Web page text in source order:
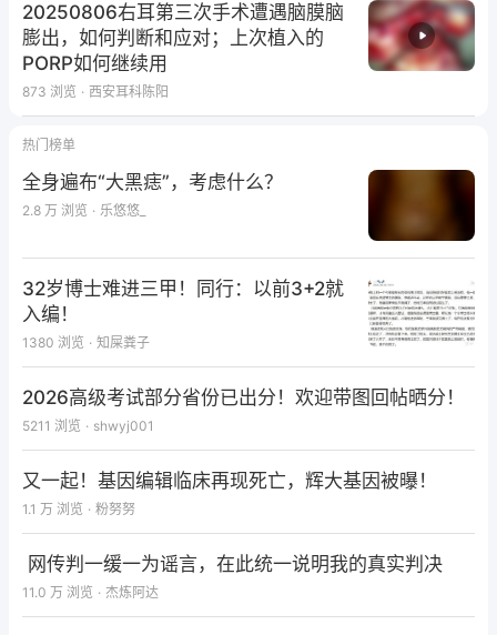
动速度成正比，体现在头脉冲检查中是眼动速度与头动
速度在反方向上是相等的。当一侧前庭功能受损，头转
向受损侧时，因为眼睛不能定位在靶点上，动眼神经系
统的神经输入不再与头动成正比，从而体现为VOR增
益的下降。理想的头脉冲检查中aVOR产生与头动方向
相反、速度相同的眼球运动。视觉稳定性是人体在空间
位置变化时（如头动），依然可以清晰视物。视网膜中
央凹是视敏度最高的地方，影像偏离中央凹2°~5°即可
降低视敏度，视网膜各部分的视敏度呈现偏心性改变。
aVOR正常的患者头运动与头静止的视觉稳定性差别很
小或近似没有；而 aVOR 异常时，快速头动时，不能
保持眼睛在空间范围内的稳定性，致图像从视网膜中央
凹滑出，表现为动态视敏度降低。
检测方法及注意事项：
vHIT 设备由一个头戴式眼球运动记录仪，一个头动速
度感受器（陀螺仪）和一个头戴式校准设备组成。检查
有校准和头脉冲两个部分，校准过程需要激光参与，在
20250806右耳第三次手术遭遇脑膜脑
膨出，如何判断和应对；上次植入的
PORP如何继续用
873 浏览 · 西安耳科陈阳
热门榜单
全身遍布“大黑痣”，考虑什么？
2.8 万 浏览 · 乐悠悠_
32岁博士难进三甲！同行：以前3+2就
入编！
1380 浏览 · 知屎粪子
2026高级考试部分省份已出分！欢迎带图回帖晒分！
5211 浏览 · shwyj001
又一起！基因编辑临床再现死亡，辉大基因被曝！
1.1 万 浏览 · 粉努努
网传判一缓一为谣言，在此统一说明我的真实判决
11.0 万 浏览 · 杰炼阿达